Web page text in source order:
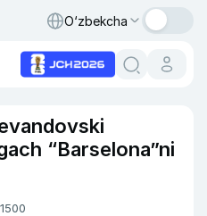
O‘zbekcha
“Barselona”ni
1500